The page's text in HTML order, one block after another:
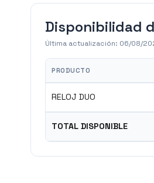
Disponibilidad
Última actualización: 06/08/
PRODUCTO
RELOJ DUO
TOTAL DISPONIBLE